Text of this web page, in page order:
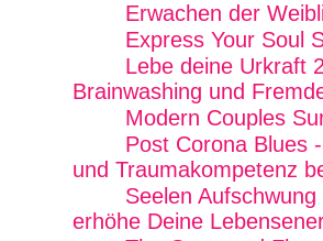
Erwachen der
Express Your Soul
Lebe deine Urkraft
Brainwashing und
Modern Couples
Post Corona Blues
und Traumakompetenz
Seelen
erhöhe Deine